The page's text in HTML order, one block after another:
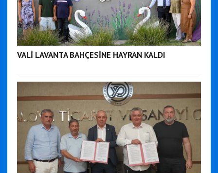
VALİ LAVANTA BAHÇESİNE HAYRAN KALDI